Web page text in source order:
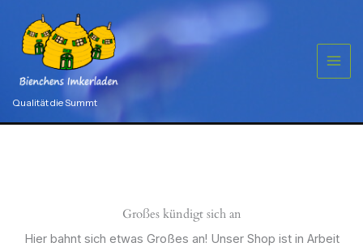
Inhalt
springen
Qualität die Summt
Großes kündigt sich an
Hier bahnt sich etwas Großes an! Unser Shop ist in Arbeit
Stück
Menge